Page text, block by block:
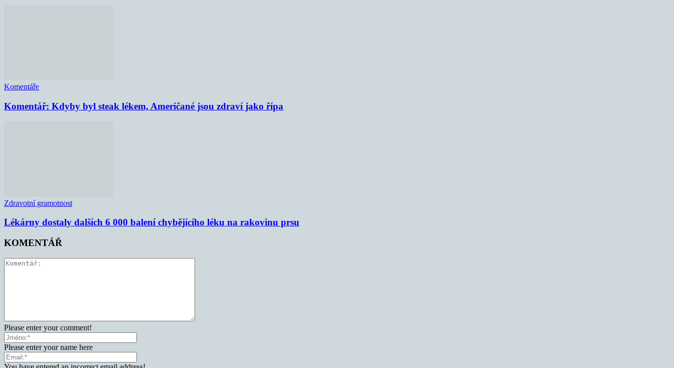
Komentáře
Komentář: Kdyby byl steak lékem, Američané jsou zdraví jako řípa
Zdravotní gramotnost
Lékárny dostaly dalších 6 000 balení chybějícího léku na rakovinu prsu
KOMENTÁŘ
Please enter your comment!
Please enter your name here